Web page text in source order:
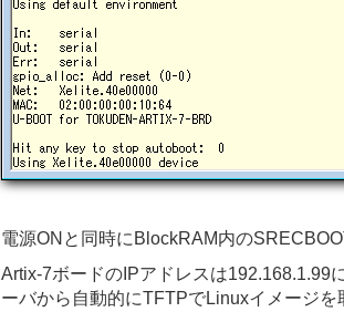
電源ONと同時にBlockRAM内の
Artix-7ボードのIPアドレスは192.168.1.99
ーバから自動的にTFTPでLinuxイメージを